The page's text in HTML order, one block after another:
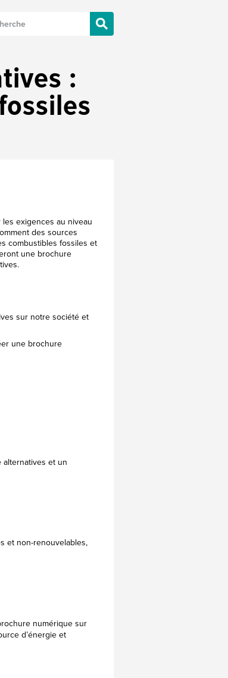
:
les exigences au niveau
des sources
combustibles fossiles et
une brochure
sur notre société et
une brochure
et un
et non-renouvelables,
numérique sur
d’énergie et